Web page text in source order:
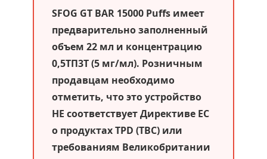
SFOG GT BAR 15000 Puffs имеет
предварительно заполненный
объем 22 мл и концентрацию
0,5ТП3Т (5 мг/мл). Розничным
продавцам необходимо
отметить, что это устройство
НЕ соответствует Директиве ЕС
о продуктах TPD (TBC) или
требованиям Великобритании